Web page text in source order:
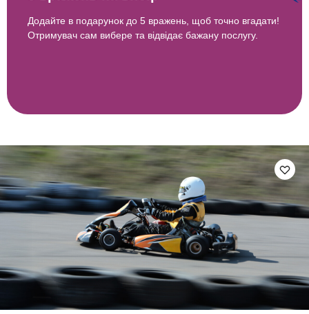
Додайте в подарунок до 5 вражень, щоб точно вгадати!
Отримувач сам вибере та відвідає бажану послугу.